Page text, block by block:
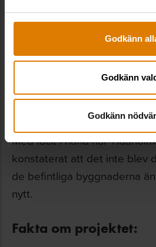
Godkänn
Godkänn
Godkänn
Med facit i hand har
konstaterat att det inte blev
de befintliga byggnaderna
nytt.
Fakta om projektet: